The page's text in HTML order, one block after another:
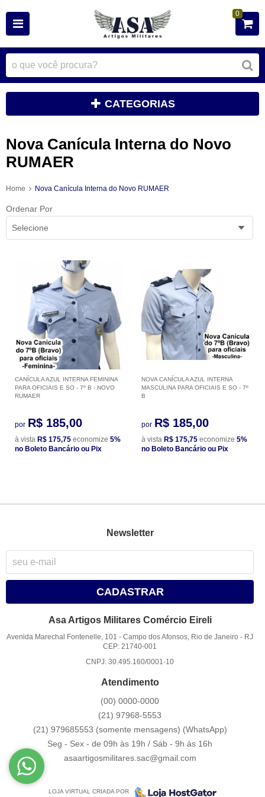
0
CATEGORIAS
Nova Canícula Interna do Novo
RUMAER
Home Nova Canícula Interna do Novo RUMAER
Ordenar Por
Selecione
CANÍCULA AZUL INTERNA FEMININA
PARA OFICIAIS E SO - 7º B - NOVO
RUMAER
por R$ 185,00
à vista R$ 175,75 economize 5%
no Boleto Bancário ou Pix
NOVA CANÍCULA AZUL INTERNA
MASCULINA PARA OFICIAIS E SO - 7º
B
por R$ 185,00
à vista R$ 175,75 economize 5%
no Boleto Bancário ou Pix
Newsletter
CADASTRAR
Asa Artigos Militares Comércio Eireli
Avenida Marechal Fontenelle, 101 -Campo dos Afonsos, Rio de Janeiro - RJ
CEP: 21740-001
CNPJ: 30.495.160/0001-10
Atendimento
(00) 0000-0000
(21) 97968-5553
(21) 979685553 (somente mensagens) (WhatsApp)
Seg - Sex - de 09h às 19h / Sáb - 9h às 16h
asaartigosmilitares.sac@gmail.com
LOJA VIRTUAL CRIADA POR